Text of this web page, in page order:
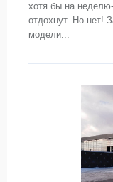
хотя бы на
отдохнут. Но нет!
модели...